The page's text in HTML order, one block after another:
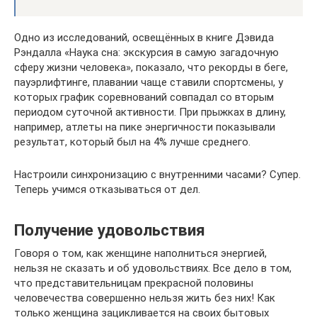
Одно из исследований, освещённых в книге Дэвида
Рэндалла «Наука сна: экскурсия в самую загадочную
сферу жизни человека», показало, что рекорды в беге,
пауэрлифтинге, плавании чаще ставили спортсмены, у
которых график соревнований совпадал со вторым
периодом суточной активности. При прыжках в длину,
например, атлеты на пике энергичности показывали
результат, который был на 4% лучше среднего.
Настроили синхронизацию с внутренними часами? Супер.
Теперь учимся отказываться от дел.
Получение удовольствия
Говоря о том, как женщине наполниться энергией,
нельзя не сказать и об удовольствиях. Все дело в том,
что представительницам прекрасной половины
человечества совершенно нельзя жить без них! Как
только женщина зацикливается на своих бытовых